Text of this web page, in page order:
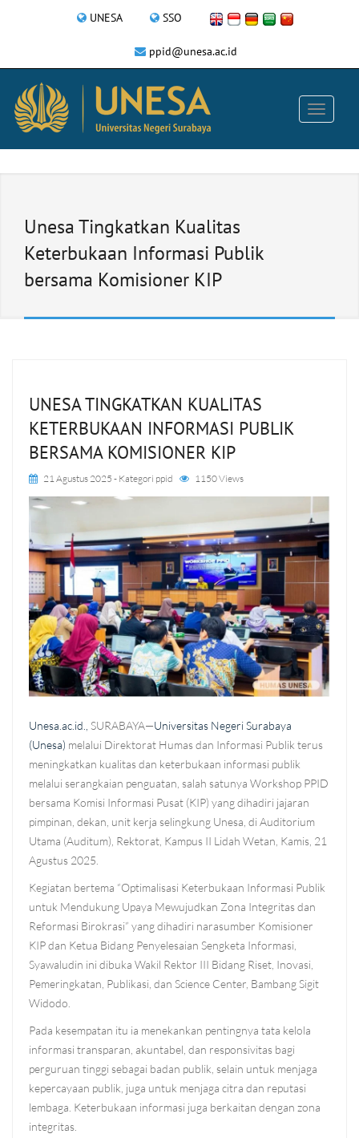
UNESA SSO
ppid@unesa.ac.id
Unesa Tingkatkan Kualitas
Keterbukaan Informasi Publik
bersama Komisioner KIP
UNESA TINGKATKAN KUALITAS
KETERBUKAAN INFORMASI PUBLIK
BERSAMA KOMISIONER KIP
21 Agustus 2025 - Kategori ppid 1150 Views
Unesa.ac.id., SURABAYA—Universitas Negeri Surabaya
(Unesa) melalui Direktorat Humas dan Informasi Publik terus
meningkatkan kualitas dan keterbukaan informasi publik
melalui serangkaian penguatan, salah satunya Workshop PPID
bersama Komisi Informasi Pusat (KIP) yang dihadiri jajaran
pimpinan, dekan, unit kerja selingkung Unesa, di Auditorium
Utama (Auditum), Rektorat, Kampus II Lidah Wetan, Kamis, 21
Agustus 2025.
Kegiatan bertema “Optimalisasi Keterbukaan Informasi Publik
untuk Mendukung Upaya Mewujudkan Zona Integritas dan
Reformasi Birokrasi” yang dihadiri narasumber Komisioner
KIP dan Ketua Bidang Penyelesaian Sengketa Informasi,
Syawaludin ini dibuka Wakil Rektor III Bidang Riset, Inovasi,
Pemeringkatan, Publikasi, dan Science Center, Bambang Sigit
Widodo.
Pada kesempatan itu ia menekankan pentingnya tata kelola
informasi transparan, akuntabel, dan responsivitas bagi
perguruan tinggi sebagai badan publik, selain untuk menjaga
kepercayaan publik, juga untuk menjaga citra dan reputasi
lembaga. Keterbukaan informasi juga berkaitan dengan zona
integritas.